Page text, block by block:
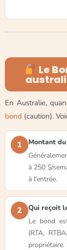
Le
En Australie,
bond (caution).
1
Montant
à 250 $/
à l'entrée.
2
Qui reçoit
Le bond
(RTA,